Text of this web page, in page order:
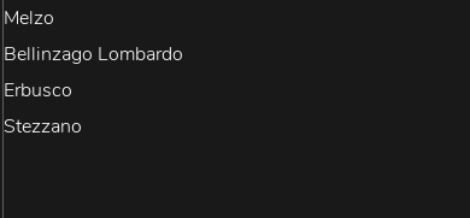
Melzo
Bellinzago Lombardo
Erbusco
Stezzano